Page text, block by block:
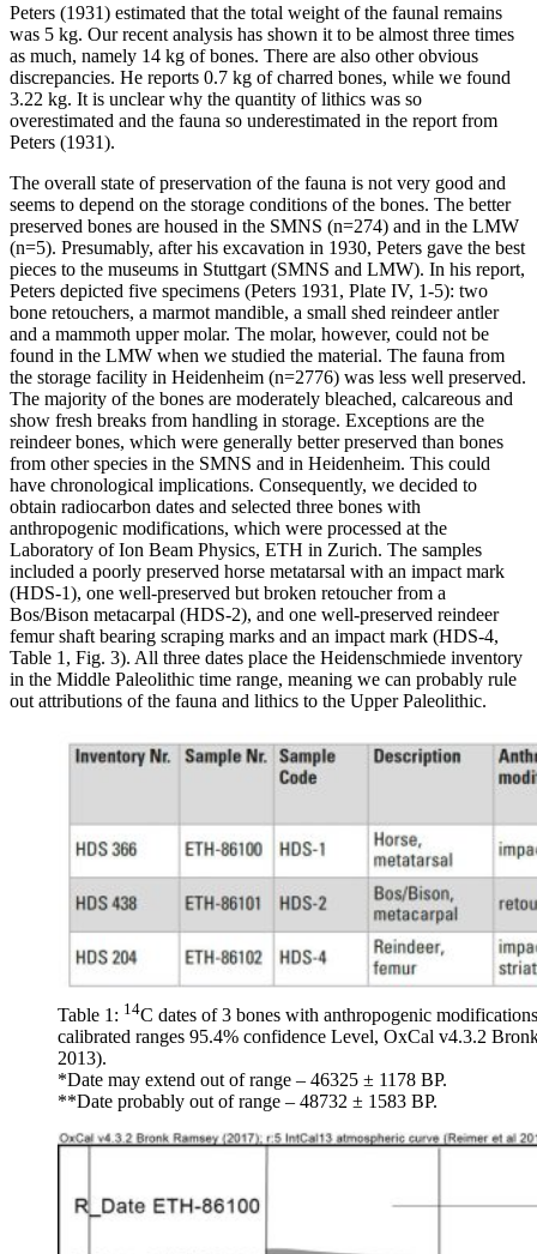
Peters (1931) estimated that the total weight of the faunal remains
was 5 kg. Our recent analysis has shown it to be almost three times
as much, namely 14 kg of bones. There are also other obvious
discrepancies. He reports 0.7 kg of charred bones, while we found
3.22 kg. It is unclear why the quantity of lithics was so
overestimated and the fauna so underestimated in the report from
Peters (1931).
The overall state of preservation of the fauna is not very good and
seems to depend on the storage conditions of the bones. The better
preserved bones are housed in the SMNS (n=274) and in the LMW
(n=5). Presumably, after his excavation in 1930, Peters gave the best
pieces to the museums in Stuttgart (SMNS and LMW). In his report,
Peters depicted five specimens (Peters 1931, Plate IV, 1-5): two
bone retouchers, a marmot mandible, a small shed reindeer antler
and a mammoth upper molar. The molar, however, could not be
found in the LMW when we studied the material. The fauna from
the storage facility in Heidenheim (n=2776) was less well preserved.
The majority of the bones are moderately bleached, calcareous and
show fresh breaks from handling in storage. Exceptions are the
reindeer bones, which were generally better preserved than bones
from other species in the SMNS and in Heidenheim. This could
have chronological implications. Consequently, we decided to
obtain radiocarbon dates and selected three bones with
anthropogenic modifications, which were processed at the
Laboratory of Ion Beam Physics, ETH in Zurich. The samples
included a poorly preserved horse metatarsal with an impact mark
(HDS-1), one well-preserved but broken retoucher from a
Bos/Bison metacarpal (HDS-2), and one well-preserved reindeer
femur shaft bearing scraping marks and an impact mark (HDS-4,
Table 1, Fig. 3). All three dates place the Heidenschmiede inventory
in the Middle Paleolithic time range, meaning we can probably rule
out attributions of the fauna and lithics to the Upper Paleolithic.
Table 1: 14C dates of 3 bones with anthropogenic
calibrated ranges 95.4% confidence Level, OxCal v4.3.2
2013).
*Date may extend out of range – 46325 ± 1178 BP.
**Date probably out of range – 48732 ± 1583 BP.